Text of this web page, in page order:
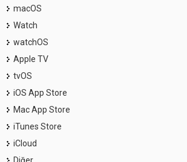
macOS
Watch
watchOS
Apple TV
tvOS
iOS App Store
Mac App Store
iTunes Store
iCloud